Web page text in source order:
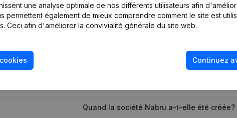
Quand la société Nabru a-t-elle été créée?
une analyse optimale de nos différents utilisateurs afin
permettent également de mieux comprendre comment le site est
Ceci afin d'améliorer la convivialité générale du site web.
Continuez